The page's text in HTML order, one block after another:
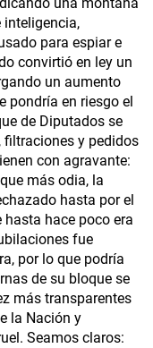
inteligencia,
para espiar e
convirtió en ley un
un aumento
pondría en riesgo el
de Diputados se
filtraciones y pedidos
con agravante:
más odia, la
hasta por el
hasta hace poco era
fue
por lo que podría
de su bloque se
más transparentes
la Nación y
Seamos claros: